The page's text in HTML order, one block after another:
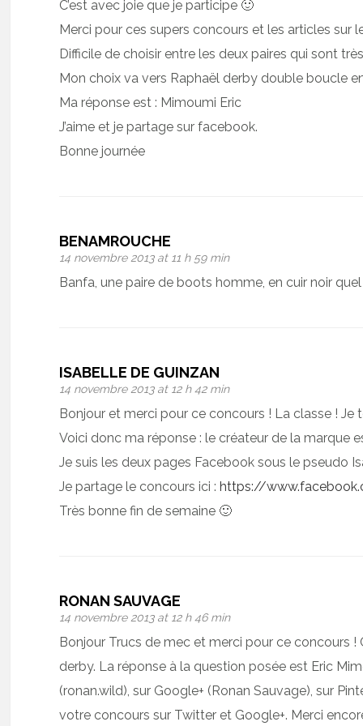
C’est avec joie que je participe 🙂
Merci pour ces supers concours et les articles sur
Difficile de choisir entre les deux paires qui sont
Mon choix va vers Raphaël derby double boucle
Ma réponse est : Mimoumi Eric
J’aime et je partage sur facebook.
Bonne journée
BENAMROUCHE
14 novembre 2013 at 11 h 59 min
Banfa, une paire de boots homme, en cuir noir
ISABELLE DE GUINZAN
14 novembre 2013 at 12 h 42 min
Bonjour et merci pour ce concours ! La classe !
Voici donc ma réponse : le créateur de la marque
Je suis les deux pages Facebook sous le pseudo
Je partage le concours ici :https://
Très bonne fin de semaine 🙂
RONAN SAUVAGE
14 novembre 2013 at 12 h 46 min
Bonjour Trucs de mec et merci pour ce concours
derby. La réponse à la question posée est Eric
(ronan.wild), sur Google+ (Ronan Sauvage), sur
votre concours sur Twitter et Google+. Merci